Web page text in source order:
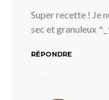
Super recette ! Je
sec et granuleux
RÉPONDRE